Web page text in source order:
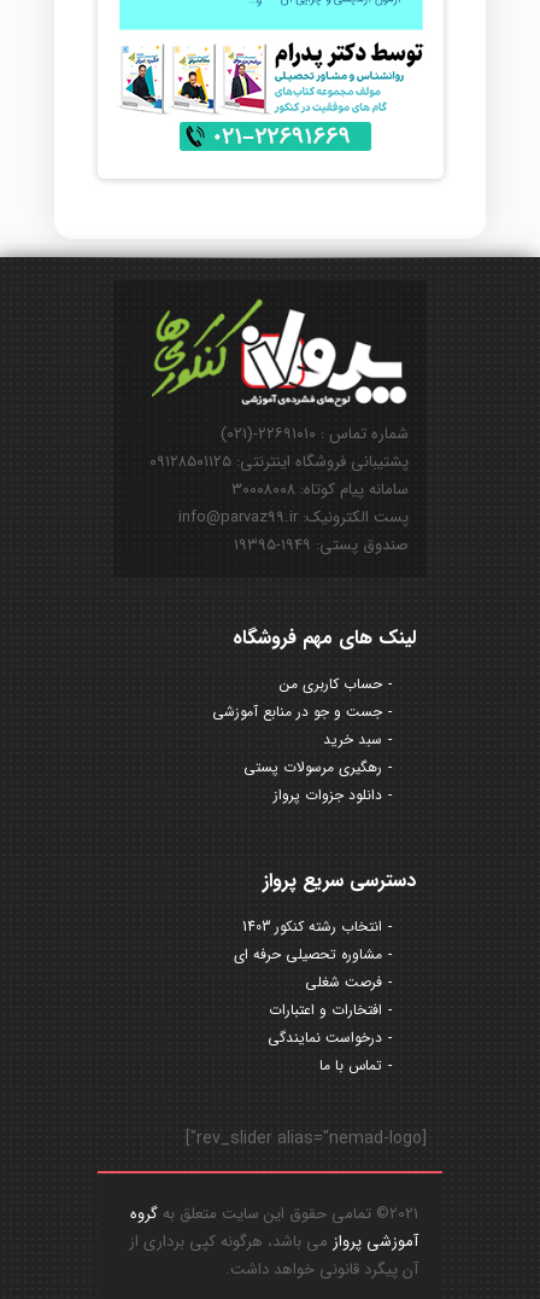
شماره تماس : ۲۲۶۹۱۰۱۰-(۰۲۱)
پشتیبانی فروشگاه اینترنتی: ۰۹۱۲۸۵۰۱۱۲۵
سامانه پیام کوتاه: ۳۰۰۰۸۰۰۸
پست الکترونیک: info@parvaz99.ir
صندوق پستی: ۱۹۴۹-۱۹۳۹۵
لینک های مهم فروشگاه
حساب کاربری من
جست و جو در منابع آموزشی
سبد خرید
رهگیری مرسولات پستی
دانلود جزوات پرواز
دسترسی سریع پرواز
انتخاب رشته کنکور 1403
مشاوره تحصیلی حرفه ای
فرصت شغلی
افتخارات و اعتبارات
درخواست نمایندگی
تماس با ما
[rev_slider alias="nemad-logo"]
2021© تمامی حقوق این سایت متعلق به
گروه
آموزشی پرواز می باشد، هرگونه کپی برداری از
آن پیگرد قانونی خواهد داشت.